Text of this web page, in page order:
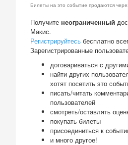
Билеты на это событие продаются
Получите неограниченный
Макис.
Регистрируйтесь бесплатно
Зарегистрированные
договариваться с
найти других
хотят посетить это
писать/читать
пользователей
смотреть/оставлять
покупать билеты
присоединиться к
и много другое!